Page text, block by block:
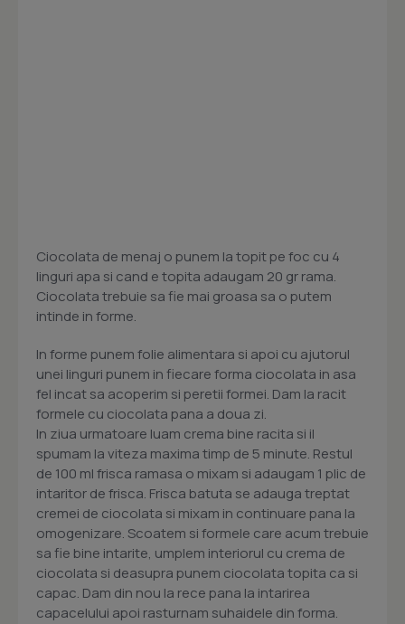
Ciocolata de menaj o punem la topit pe foc cu 4
linguri apa si cand e topita adaugam 20 gr rama.
Ciocolata trebuie sa fie mai groasa sa o putem
intinde in forme.
In forme punem folie alimentara si apoi cu ajutorul
unei linguri punem in fiecare forma ciocolata in asa
fel incat sa acoperim si peretii formei. Dam la racit
formele cu ciocolata pana a doua zi.
In ziua urmatoare luam crema bine racita si il
spumam la viteza maxima timp de 5 minute. Restul
de 100 ml frisca ramasa o mixam si adaugam 1 plic de
intaritor de frisca. Frisca batuta se adauga treptat
cremei de ciocolata si mixam in continuare pana la
omogenizare. Scoatem si formele care acum trebuie
sa fie bine intarite, umplem interiorul cu crema de
ciocolata si deasupra punem ciocolata topita ca si
capac. Dam din nou la rece pana la intarirea
capacelului apoi rasturnam suhaidele din forma.